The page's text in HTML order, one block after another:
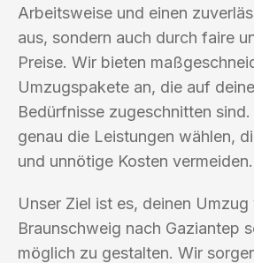
Arbeitsweise und einen
aus, sondern auch durch faire
Preise. Wir bieten
Umzugspakete an, die auf
Bedürfnisse zugeschnitten
genau die Leistungen wählen,
und unnötige Kosten vermeiden.
Unser Ziel ist es, deinen Umzug
Braunschweig nach Gaziantep
möglich zu gestalten. Wir